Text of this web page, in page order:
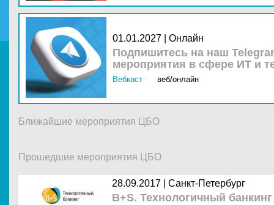
01.01.2027 | Онлайн
Подпишитесь на наш
мероприятия в сфере ИТ и
Вебкаст веб/онлайн
Ближайшие мероприятия ЦБО
Прошедшие мероприятия ЦБО
28.09.2017 | Санкт-Петербург
B+S. Технологичный банкинг